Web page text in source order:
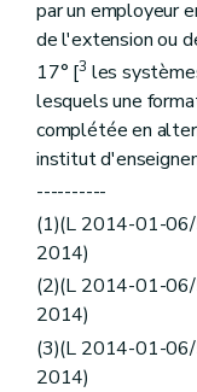
Titre V
Art. 93
Art. 94
Art. 95
Titre VI
Art. 96
Art. 97
Art. 100
par un employeur
de l'extension ou
17° [3 les
lesquels une
complétée en
institut
----------
(1)(L 2014-01-06/
2014)
(2)(L 2014-01-06/
2014)
(3)(L 2014-01-06/
2014)